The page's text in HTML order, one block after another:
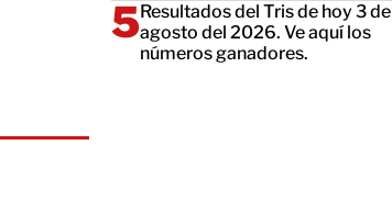
Resultados del Tris de hoy 3 de
agosto del 2026. Ve aquí los
números ganadores.